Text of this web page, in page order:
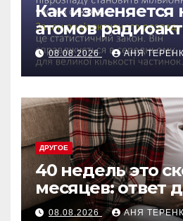
Как изменяется
атомов
препарата со
08.08.2026 АНЯ
ДРУГОЕ
40 недель это
месяцев: ответ
беременных и не
08.08.2026 АНЯ